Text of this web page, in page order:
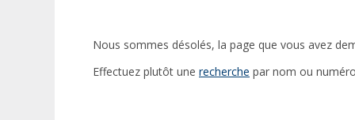
Nous sommes désolés, la page que vous avez
Effectuez plutôt une recherche par nom ou